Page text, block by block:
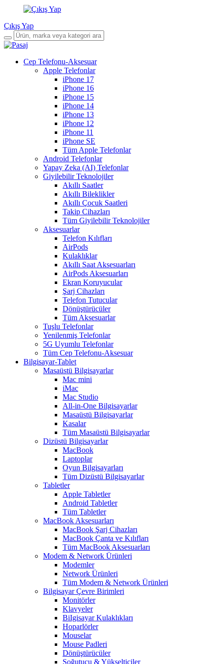
Çıkış Yap
Cep Telefonu-Aksesuar
Apple Telefonlar
iPhone 17
iPhone 16
iPhone 15
iPhone 14
iPhone 13
iPhone 12
iPhone 11
iPhone SE
Tüm Apple Telefonlar
Android Telefonlar
Yapay Zeka (AI) Telefonlar
Giyilebilir Teknolojiler
Akıllı Saatler
Akıllı Bileklikler
Akıllı Çocuk Saatleri
Takip Cihazları
Tüm Giyilebilir Teknolojiler
Aksesuarlar
Telefon Kılıfları
AirPods
Kulaklıklar
Akıllı Saat Aksesuarları
AirPods Aksesuarları
Ekran Koruyucular
Şarj Cihazları
Telefon Tutucular
Dönüştürücüler
Tüm Aksesuarlar
Tuşlu Telefonlar
Yenilenmiş Telefonlar
5G Uyumlu Telefonlar
Tüm Cep Telefonu-Aksesuar
Bilgisayar-Tablet
Masaüstü Bilgisayarlar
Mac mini
iMac
Mac Studio
All-in-One Bilgisayarlar
Masaüstü Bilgisayarlar
Kasalar
Tüm Masaüstü Bilgisayarlar
Dizüstü Bilgisayarlar
MacBook
Laptoplar
Oyun Bilgisayarları
Tüm Dizüstü Bilgisayarlar
Tabletler
Apple Tabletler
Android Tabletler
Tüm Tabletler
MacBook Aksesuarları
MacBook Şarj Cihazları
MacBook Çanta ve Kılıfları
Tüm MacBook Aksesuarları
Modem & Network Ürünleri
Modemler
Network Ürünleri
Tüm Modem & Network Ürünleri
Bilgisayar Çevre Birimleri
Monitörler
Klavyeler
BiIgisayar Kulaklıkları
Hoparlörler
Mouselar
Mouse Padleri
Dönüştürücüler
Soğutucu & Yükselticiler